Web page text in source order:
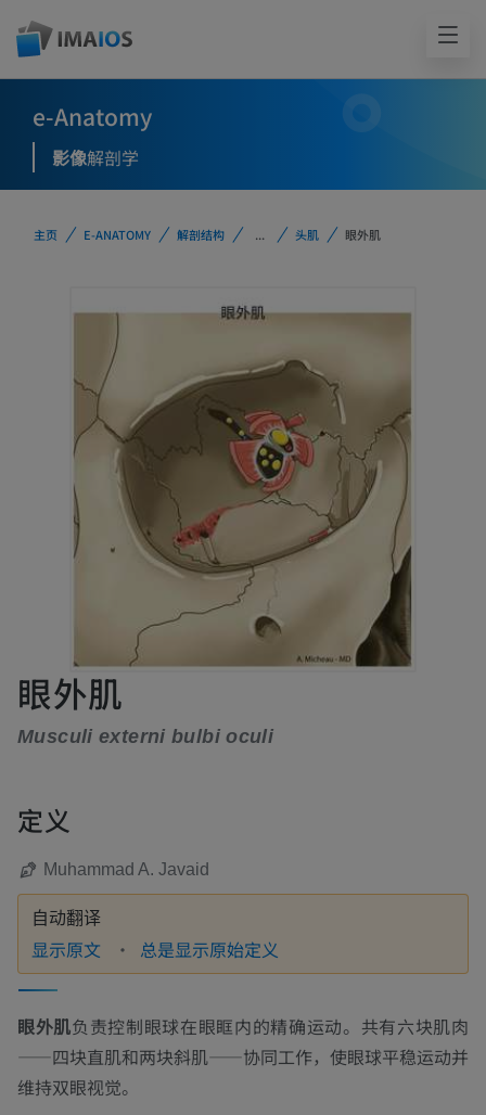
e-Anatomy
影像解剖学
主页 E-ANATOMY 解剖结构 ... 头肌 眼外肌
眼外肌
Musculi externi bulbi oculi
定义
Muhammad A. Javaid
自动翻译
显示原文 总是显示原始定义
眼外肌负责控制眼球在眼眶内的精确运动。共有六块肌肉
——四块直肌和两块斜肌——协同工作，使眼球平稳运动并
维持双眼视觉。